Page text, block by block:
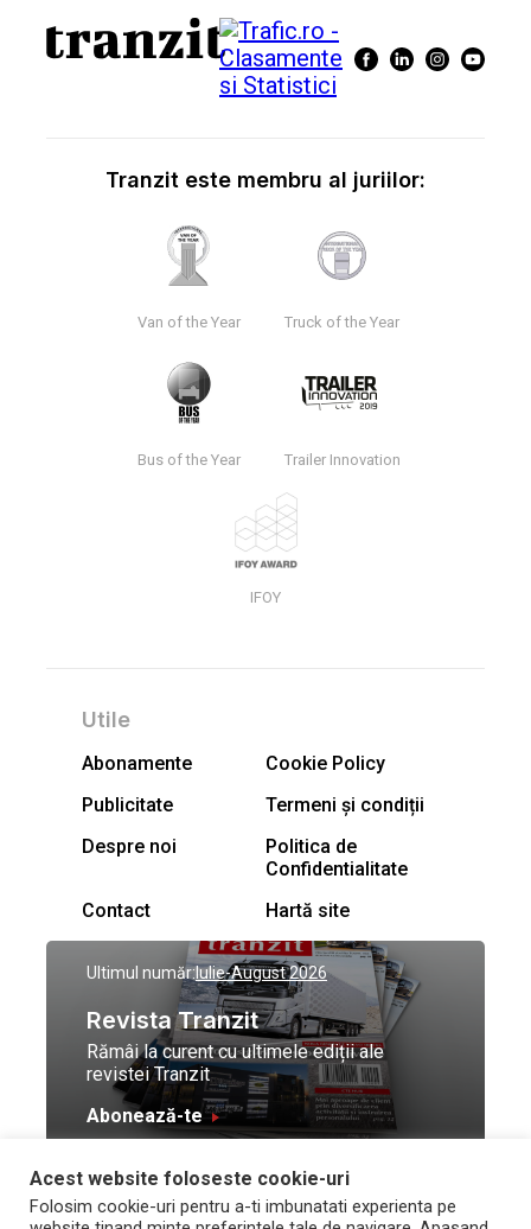
Tranzit este membru al juriilor:
Van of the Year Truck of the Year
Bus of the Year Trailer Innovation
IFOY
Utile
Abonamente
Cookie Policy
Publicitate
Termeni și condiții
Despre noi
Politica de
Confidentialitate
Contact
Hartă site
Ultimul număr:Iulie-August 2026
Revista Tranzit
Rămâi la curent cu ultimele ediții ale
revistei Tranzit
Abonează-te
© Toate drepturile
rezervate Trafic Media
Design by
and development byNeo
Acest website foloseste cookie-uri
Folosim cookie-uri pentru a-ti imbunatati experienta pe